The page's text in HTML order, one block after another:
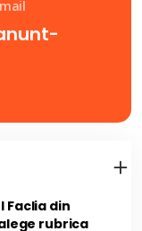
Faclia din
rubrica